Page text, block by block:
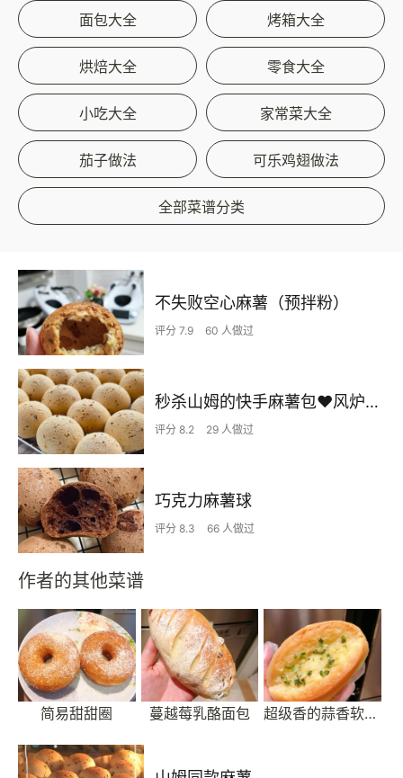
面包大全 烤箱大全
烘焙大全 零食大全
小吃大全 家常菜大全
茄子做法 可乐鸡翅做法
全部菜谱分类
不失败空心麻薯（预拌粉）
评分 7.9 60 人做过
秒杀山姆的快手麻薯包❤️风炉和私房必备
评分 8.2 29 人做过
巧克力麻薯球
评分 8.3 66 人做过
作者的其他菜谱
简易甜甜圈 蔓越莓乳酪面包 超级香的蒜香软欧包